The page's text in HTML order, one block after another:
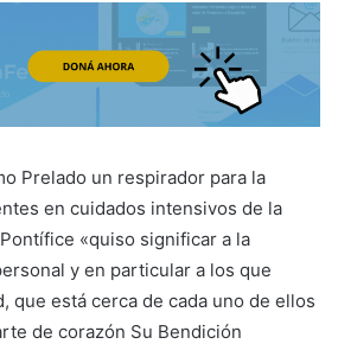
Prelado un respirador para la
en cuidados intensivos de la
«quiso significar a la
y en particular a los que
que está cerca de cada uno de ellos
de corazón Su Bendición